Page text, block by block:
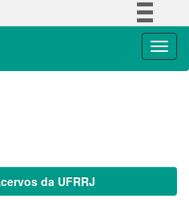
da UFRRJ